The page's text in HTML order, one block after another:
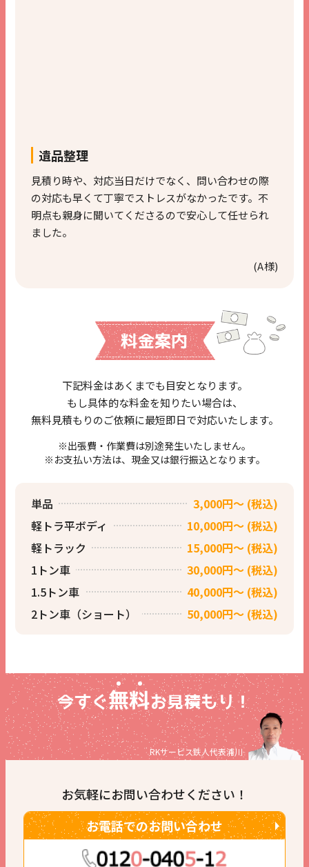
遺品整理
見積り時や、対応当日だけでなく、問い合わせの際
の対応も早くて丁寧でストレスがなかったです。不
明点も親身に聞いてくださるので安心して任せられ
ました。
(A様)
料金案内
下記料金はあくまでも目安となります。
もし具体的な料金を知りたい場合は、
無料見積もりのご依頼に最短即日で対応いたします。
※出張費・作業費は別途発生いたしません。
※お支払い方法は、現金又は銀行振込となります。
単品
3,000円〜 (税込)
軽トラ平ボディ
10,000円～ (税込)
軽トラック
15,000円～ (税込)
1トン車
30,000円～ (税込)
1.5トン車
40,000円～ (税込)
2トン車（ショート）
50,000円～ (税込)
今すぐ無料お見積もり！
RKサービス鉄人代表浦川
お気軽にお問い合わせください！
お電話でのお問い合わせ